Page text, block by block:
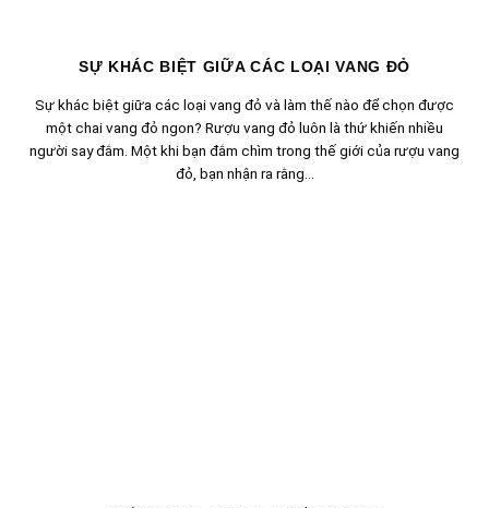
SỰ KHÁC BIỆT GIỮA CÁC LOẠI VANG ĐỎ
Sự khác biệt giữa các loại vang đỏ và làm thế nào để chọn được
một chai vang đỏ ngon? Rượu vang đỏ luôn là thứ khiến nhiều
người say đắm. Một khi bạn đắm chìm trong thế giới của rượu vang
đỏ, bạn nhận ra rằng...